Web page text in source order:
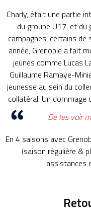
Charly, était une partie
du groupe U17, et
campagnes, certains
année, Grenoble a fait
jeunes comme Lucas
Guillaume Ramaye-
jeunesse au sein du
collatéral. Un
De les voir
En 4 saisons avec
(saison régulière &
assistances